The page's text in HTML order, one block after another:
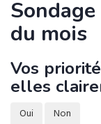
Sondage
du mois
Vos
elles
Oui
Non